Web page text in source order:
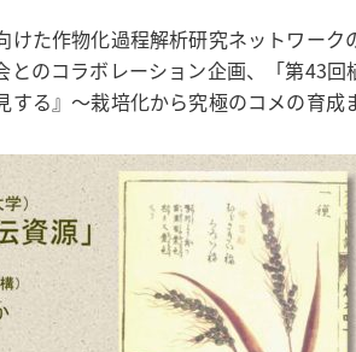
た作物化過程解析研究ネットワーク
のコラボレーション企画、「第43回
る』〜栽培化から究極のコメの育成